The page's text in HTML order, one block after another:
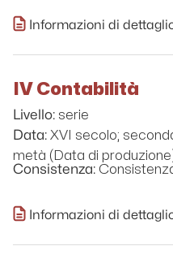
Informazioni di
IV Contabilità
Livello: serie
Data: XVI secolo;
metà (Data di
Consistenza:
Informazioni di